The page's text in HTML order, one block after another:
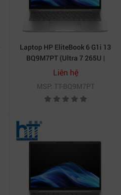
Laptop HP EliteBook 6 G1i 13
BQ9M7PT (Ultra 7 265U |
16GB | 512GB | Intel® Graphics
| 13.3 inch WUXGA | Win 11
Pro | Bạc)
Liên hệ
MSP: TT-BQ9M7PT